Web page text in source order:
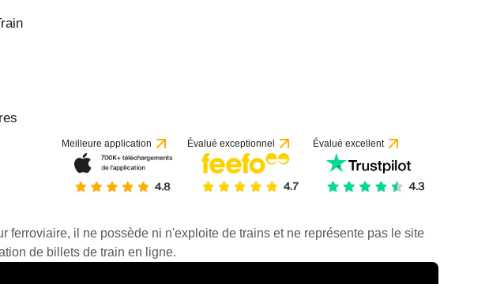
Meilleure application Évalué exceptionnel Évalué excellent
il ne possède ni n'exploite de trains et ne représente pas le site
de billets de train en ligne.